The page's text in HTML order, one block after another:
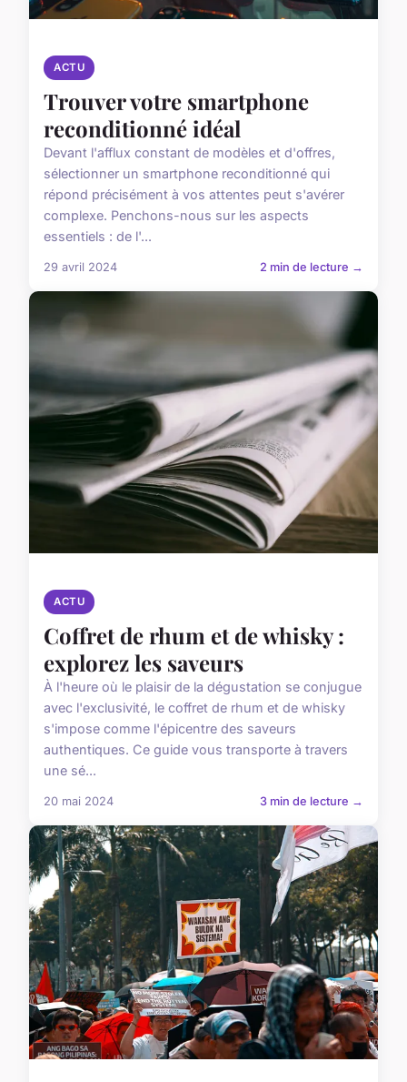
ACTU
Trouver votre smartphone
reconditionné idéal
Devant l'afflux constant de modèles et d'offres,
sélectionner un smartphone reconditionné qui
répond précisément à vos attentes peut s'avérer
complexe. Penchons-nous sur les aspects
essentiels : de l'...
29 avril 2024 2 min de lecture →
ACTU
Coffret de rhum et de whisky :
explorez les saveurs
À l'heure où le plaisir de la dégustation se conjugue
avec l'exclusivité, le coffret de rhum et de whisky
s'impose comme l'épicentre des saveurs
authentiques. Ce guide vous transporte à travers
une sé...
20 mai 2024 3 min de lecture →